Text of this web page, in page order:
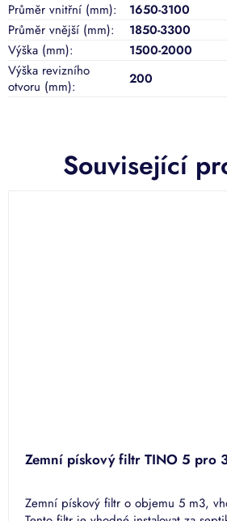
Související
Zemní pískový filtr TINO 5 pro
Zemní pískový filtr o objemu 5 m3,
Průměr vnitřní (mm):
1650-3100
Průměr vnější (mm):
1850-3300
Výška (mm):
1500-2000
Výška revizního
otvoru (mm): 200